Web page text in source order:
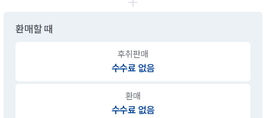
환매할 때
후취판매
수수료 없음
환매
수수료 없음